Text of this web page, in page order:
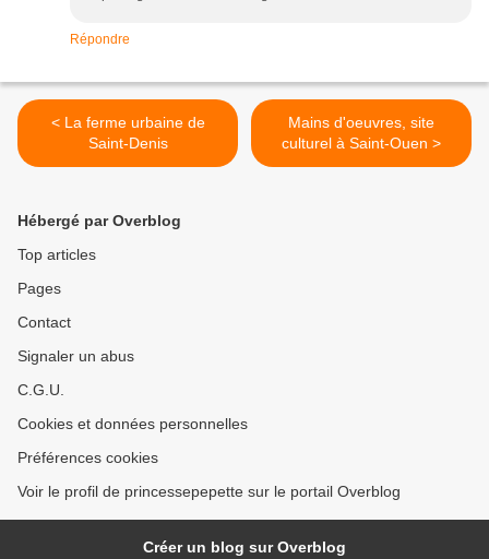
Répondre
< La ferme urbaine de
Saint-Denis
Mains d'oeuvres, site
culturel à Saint-Ouen >
Hébergé par Overblog
Top articles
Pages
Contact
Signaler un abus
C.G.U.
Cookies et données personnelles
Préférences cookies
Voir le profil de princessepepette sur le portail Overblog
Créer un blog sur Overblog